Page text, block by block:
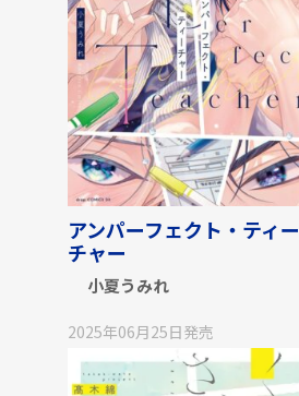
アンパーフェクト・ティー
チャー
小夏うみれ
2025年06月25日発売